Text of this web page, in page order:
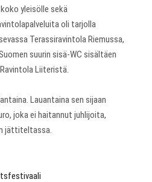
yleisölle sekä
oli tarjolla
Terassiravintola Riemussa,
suurin sisä-WC sisältäen
Liiteristä.
Lauantaina sen sijaan
joka ei haitannut juhlijoita,
jättiteltassa.